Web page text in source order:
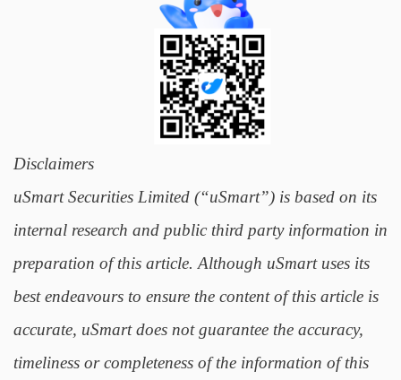
Disclaimers
uSmart Securities Limited (“uSmart”) is based on its
internal research and public third party information in
preparation of this article. Although uSmart uses its
best endeavours to ensure the content of this article is
accurate, uSmart does not guarantee the accuracy,
timeliness or completeness of the information of this